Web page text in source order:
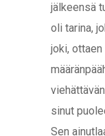
jälkeensä
oli tarina,
joki, ottaen
sinut
Sen